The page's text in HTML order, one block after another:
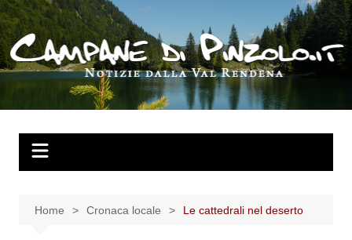
Salta
al
contenuto
Home Cronaca locale Le cattedrali nel deserto